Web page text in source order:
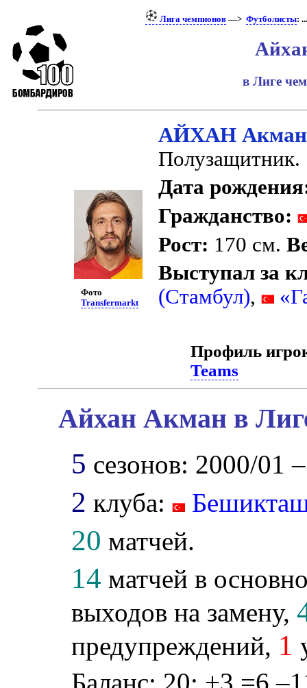
Лига чемпионов—> Футболисты:
в Лиге
Фото
Transfermarkt
АЙХАН Акман
Полузащитник.
Дата
Гражданство:
Рост: 170 см.
Выступал за
(Стамбул),
Профиль
Teams
Айхан Акман в
5 сезонов: 2000/01
2 клуба:
20 матчей.
14 матчей в
выходов на замену,
предупреждений, 1